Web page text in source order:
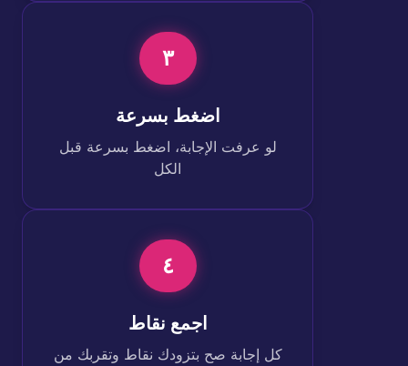
٣
اضغط بسرعة
لو عرفت الإجابة، اضغط بسرعة قبل
الكل
٤
اجمع نقاط
كل إجابة صح بتزودك نقاط وتقربك من